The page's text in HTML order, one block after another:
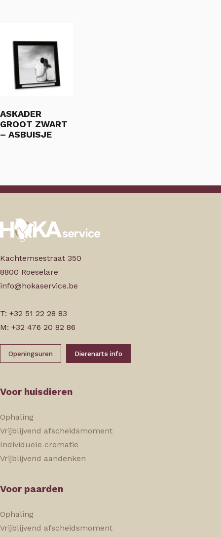
ASKADER
GROOT ZWART
– ASBUISJE
Kachtemsestraat 350
8800 Roeselare
info@hokaservice.be
T: +32 51 22 28 83
M: +32 476 20 82 86
Openingsuren Dierenarts info
Voor huisdieren
Ophaling
Vrijblijvend afscheidsmoment
Individuele crematie
Vrijblijvend aandenken
Voor paarden
Ophaling
Vrijblijvend afscheidsmoment